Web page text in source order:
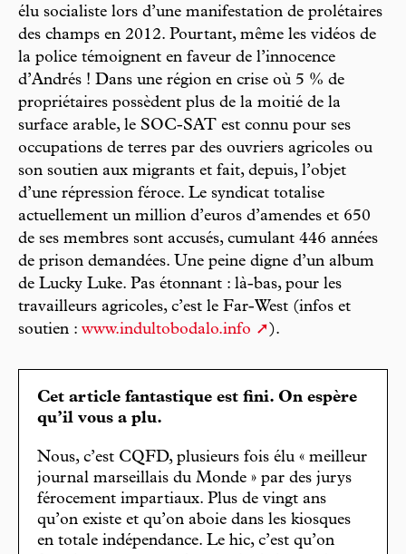
élu socialiste lors d’une manifestation de prolétaires
des champs en 2012. Pourtant, même les vidéos de
la police témoignent en faveur de l’innocence
d’Andrés ! Dans une région en crise où 5 % de
propriétaires possèdent plus de la moitié de la
surface arable, le SOC-SAT est connu pour ses
occupations de terres par des ouvriers agricoles ou
son soutien aux migrants et fait, depuis, l’objet
d’une répression féroce. Le syndicat totalise
actuellement un million d’euros d’amendes et 650
de ses membres sont accusés, cumulant 446 années
de prison demandées. Une peine digne d’un album
de Lucky Luke. Pas étonnant : là-bas, pour les
travailleurs agricoles, c’est le Far-West (infos et
soutien : www.indultobodalo.info ).
Cet article fantastique est fini. On espère
qu’il vous a plu.
Nous, c’est CQFD, plusieurs fois élu « meilleur
journal marseillais du Monde » par des jurys
férocement impartiaux. Plus de vingt ans
qu’on existe et qu’on aboie dans les kiosques
en totale indépendance. Le hic, c’est qu’on